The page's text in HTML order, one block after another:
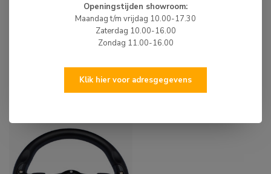
WIJ ZIJN ER OM JE TE HELPEN!
Hulp nodig? Neem dan gerust contact met ons
op via 0513-785550, e-mail of via de
chatfunctie.
RECENT BEKEKEN
Openingstijden showroom:
Maandag t/m vrijdag 10.00-17.30
Zaterdag 10.00-16.00
Zondag 11.00-16.00
Klik hier voor adresgegevens